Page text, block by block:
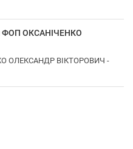
ФОП ОКСАНІЧЕНКО
ОЛЕКСАНДР ВІКТОРОВИЧ -